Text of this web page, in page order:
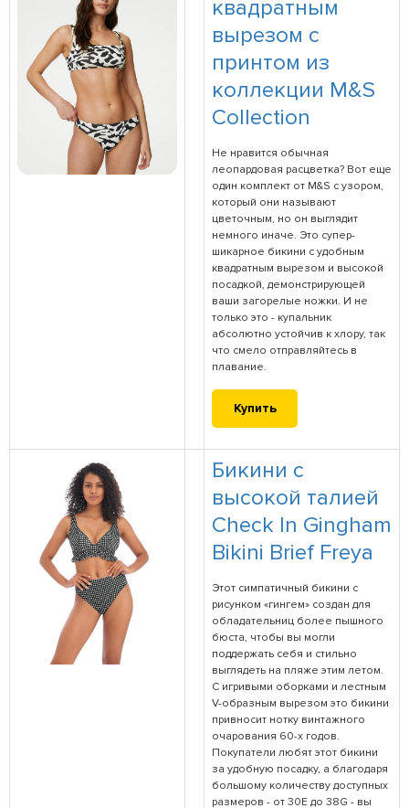
квадратным
вырезом с
принтом из
коллекции M&S
Collection
Не нравится обычная
леопардовая расцветка? Вот еще
один комплект от M&S с узором,
который они называют
цветочным, но он выглядит
немного иначе. Это супер-
шикарное бикини с удобным
квадратным вырезом и высокой
посадкой, демонстрирующей
ваши загорелые ножки. И не
только это - купальник
абсолютно устойчив к хлору, так
что смело отправляйтесь в
плавание.
Купить
Бикини с
высокой талией
Check In Gingham
Bikini Brief Freya
Этот симпатичный бикини с
рисунком «гингем» создан для
обладательниц более пышного
бюста, чтобы вы могли
поддержать себя и стильно
выглядеть на пляже этим летом.
С игривыми оборками и лестным
V-образным вырезом это бикини
привносит нотку винтажного
очарования 60-х годов.
Покупатели любят этот бикини
за удобную посадку, а благодаря
большому количеству доступных
размеров - от 30E до 38G - вы